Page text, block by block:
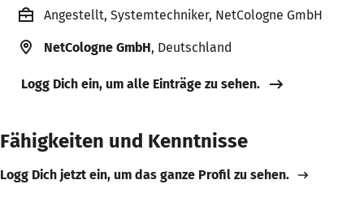
Angestellt, Systemtechniker, NetCologne GmbH
NetCologne GmbH, Deutschland
Logg Dich ein, um alle Einträge zu sehen.
Fähigkeiten und Kenntnisse
Logg Dich jetzt ein, um das ganze Profil zu sehen.